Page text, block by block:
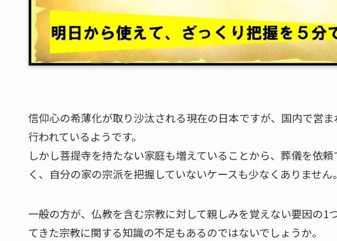
信仰心の希薄化が取り沙汰される現在の日本ですが、国内で営
行われているようです。
しかし菩提寺を持たない家庭も増えていることから、葬儀を依
く、自分の家の宗派を把握していないケースも少なくありません。
一般の方が、仏教を含む宗教に対して親しみを覚えない要因の1
てきた宗教に関する知識の不足もあるのではないでしょうか。